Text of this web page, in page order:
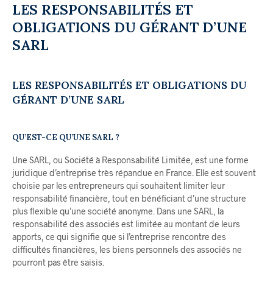
LES RESPONSABILITÉS ET
OBLIGATIONS DU GÉRANT D’UNE
SARL
LES RESPONSABILITÉS ET OBLIGATIONS DU
GÉRANT D’UNE SARL
QU’EST-CE QU’UNE SARL ?
Une SARL, ou Société à Responsabilité Limitée, est une forme
juridique d’entreprise très répandue en France. Elle est souvent
choisie par les entrepreneurs qui souhaitent limiter leur
responsabilité financière, tout en bénéficiant d’une structure
plus flexible qu’une société anonyme. Dans une SARL, la
responsabilité des associés est limitée au montant de leurs
apports, ce qui signifie que si l’entreprise rencontre des
difficultés financières, les biens personnels des associés ne
pourront pas être saisis.